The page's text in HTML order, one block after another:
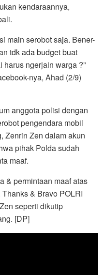
kendaraannya,
main serobot saja. Bener-
tdk ada budget buat
ngerjain warga ?”
nya, Ahad (2/9)
anggota polisi dengan
pengendara mobil
Zenrin Zen dalam akun
pihak Polda sudah
maaf.
& permintaan maaf atas
& Bravo POLRI
seperti dikutip
[DP]